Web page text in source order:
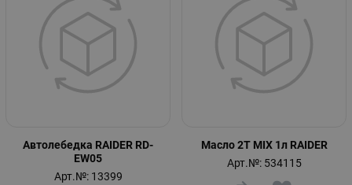
Автолебедка RAIDER RD-
EW05
Арт.№: 13399
Масло 2T MIX 1л RAIDER
Арт.№: 534115